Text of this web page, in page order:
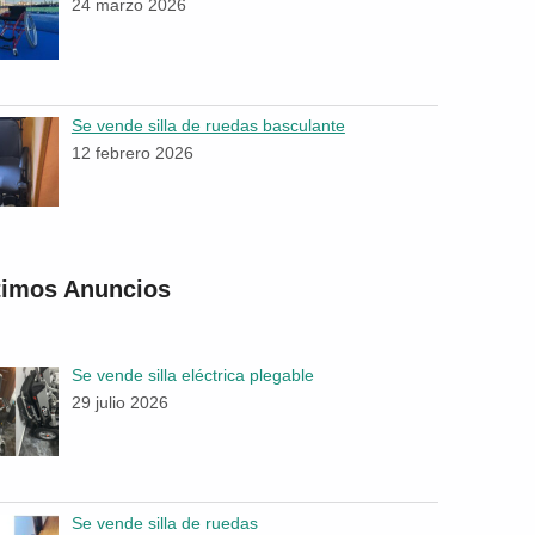
24 marzo 2026
Se vende silla de ruedas basculante
12 febrero 2026
Anuncios
Se vende silla eléctrica plegable
29 julio 2026
Se vende silla de ruedas